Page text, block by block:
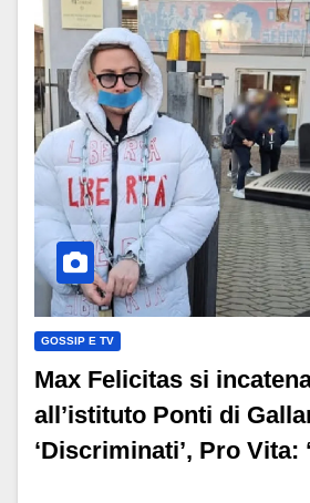
GOSSIP E TV
Max Felicitas si
all’istituto Ponti di
‘Discriminati’, Pro Vita: